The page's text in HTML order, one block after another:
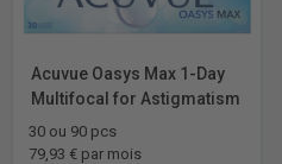
Acuvue Oasys Max 1-Day
Multifocal for Astigmatism
30 ou 90 pcs
79,93 € par mois